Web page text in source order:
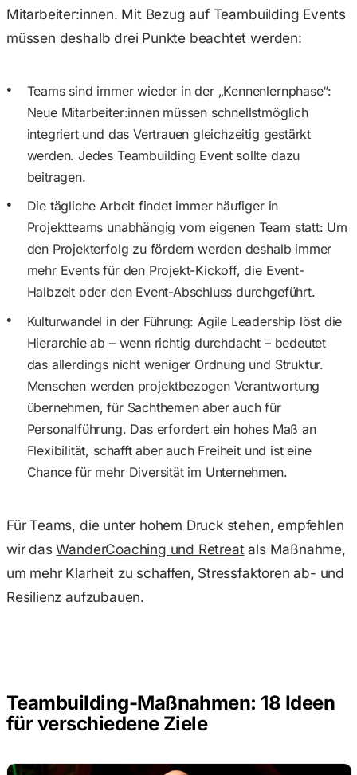
Mitarbeiter:innen. Mit Bezug auf Teambuilding Events
müssen deshalb drei Punkte beachtet werden:
Teams sind immer wieder in der „Kennenlernphase“:
Neue Mitarbeiter:innen müssen schnellstmöglich
integriert und das Vertrauen gleichzeitig gestärkt
werden. Jedes Teambuilding Event sollte dazu
beitragen.
Die tägliche Arbeit findet immer häufiger in
Projektteams unabhängig vom eigenen Team statt: Um
den Projekterfolg zu fördern werden deshalb immer
mehr Events für den Projekt-Kickoff, die Event-
Halbzeit oder den Event-Abschluss durchgeführt.
Kulturwandel in der Führung: Agile Leadership löst die
Hierarchie ab – wenn richtig durchdacht – bedeutet
das allerdings nicht weniger Ordnung und Struktur.
Menschen werden projektbezogen Verantwortung
übernehmen, für Sachthemen aber auch für
Personalführung. Das erfordert ein hohes Maß an
Flexibilität, schafft aber auch Freiheit und ist eine
Chance für mehr Diversität im Unternehmen.
Für Teams, die unter hohem Druck stehen, empfehlen
wir dasWanderCoaching und Retreat als Maßnahme,
um mehr Klarheit zu schaffen, Stressfaktoren ab- und
Resilienz aufzubauen.
Teambuilding-Maßnahmen: 18 Ideen
für verschiedene Ziele